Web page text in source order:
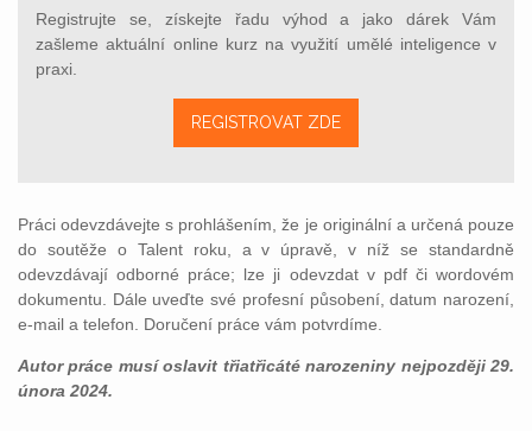
Registrujte se, získejte řadu výhod a jako dárek Vám
zašleme aktuální online kurz na využití umělé inteligence v
praxi.
REGISTROVAT ZDE
Práci odevzdávejte s prohlášením, že je originální a určená pouze
do soutěže o Talent roku, a v úpravě, v níž se standardně
odevzdávají odborné práce; lze ji odevzdat v pdf či wordovém
dokumentu. Dále uveďte své profesní působení, datum narození,
e-mail a telefon. Doručení práce vám potvrdíme.
Autor práce musí oslavit třiatřicáté narozeniny nejpozději 29.
února 2024.